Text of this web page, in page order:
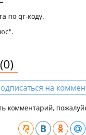
по qr-коду.
(0)
на
комментарий,